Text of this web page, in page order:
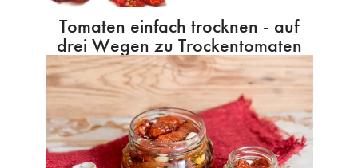
Tomaten einfach trocknen - auf
drei Wegen zu Trockentomaten